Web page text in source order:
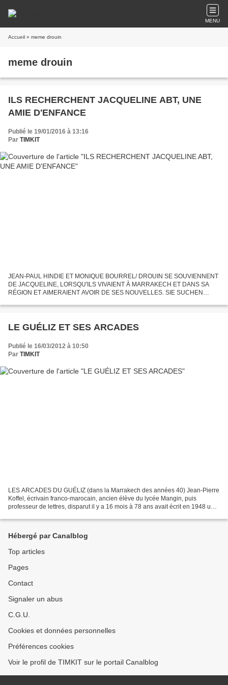
MENU
Accueil » meme drouin
meme drouin
ILS RECHERCHENT JACQUELINE ABT, UNE
AMIE D'ENFANCE
Publié le 19/01/2016 à 13:16
Par TIMKIT
JEAN-PAUL HINDIE ET MONIQUE BOURREL/ DROUIN SE SOUVIENNENT
DE JACQUELINE, LORSQU'ILS VIVAIENT À MARRAKECH ET DANS SA
RÉGION ET AIMERAIENT AVOIR DE SES NOUVELLES. SIE SUCHEN
und Monique Bourrel-Drouin...
LE GUÉLIZ ET SES ARCADES
Publié le 16/03/2012 à 10:50
Par TIMKIT
LES ARCADES DU GUÉLIZ (dans la Marrakech des années 40) Jean-Pierre
Koffel, écrivain franco-marocain, ancien élève du lycée Mangin, puis
professeur de lettres, disparut il y a 16 mois à 78 ans avait écrit en 1948 une
Hébergé par Canalblog
Top articles
Pages
Contact
Signaler un abus
C.G.U.
Cookies et données personnelles
Préférences cookies
Voir le profil de TIMKIT sur le portail Canalblog